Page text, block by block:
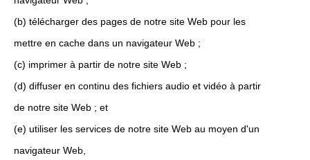
(b) télécharger des pages de notre site Web pour les
mettre en cache dans un navigateur Web ;
(c) imprimer à partir de notre site Web ;
(d) diffuser en continu des fichiers audio et vidéo à partir
de notre site Web ; et
(e) utiliser les services de notre site Web au moyen d'un
navigateur Web,